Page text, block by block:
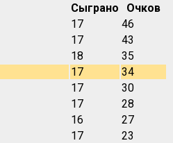
Сыграно
Очков
17
46
17
43
18
35
17
34
17
30
17
28
16
27
17
23